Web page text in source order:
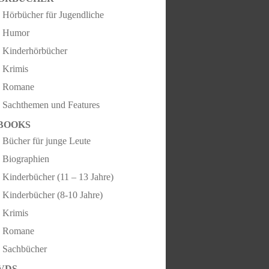
Hörbücher für Jugendliche
Humor
Kinderhörbücher
Krimis
Romane
Sachthemen und Features
Bücher für junge Leute
Biographien
Kinderbücher (11 – 13 Jahre)
Kinderbücher (8-10 Jahre)
Krimis
Romane
Sachbücher